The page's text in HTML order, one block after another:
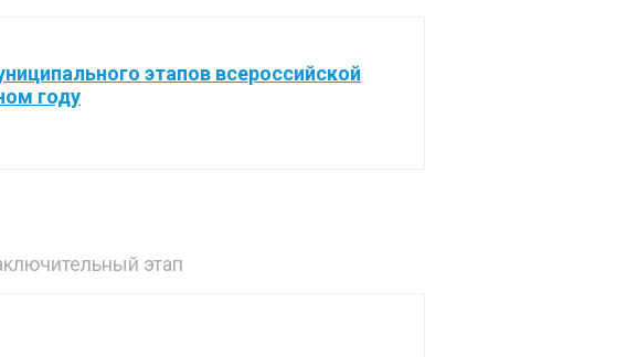
этапов всероссийской
году
этап